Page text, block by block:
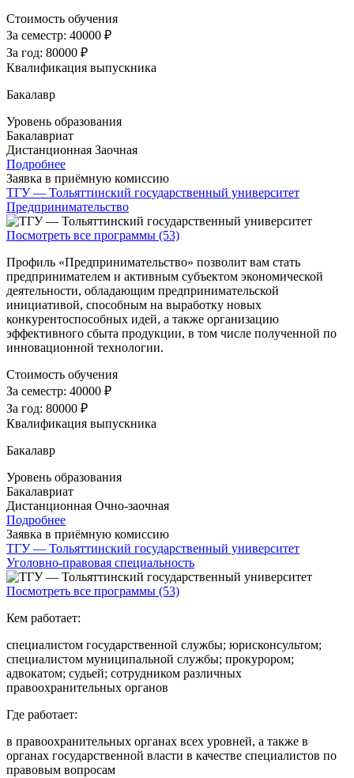
Стоимость обучения
За семестр: 40000 ₽
За год: 80000 ₽
Квалификация выпускника
Бакалавр
Уровень образования
Бакалавриат
Дистанционная Заочная
Подробнее
Заявка в приёмную комиссию
ТГУ — Тольяттинский государственный университет
Предпринимательство
Посмотреть все программы (53)
Профиль «Предпринимательство» позволит вам стать
предпринимателем и активным субъектом экономической
деятельности, обладающим предпринимательской
инициативой, способным на выработку новых
конкурентоспособных идей, а также организацию
эффективного сбыта продукции, в том числе полученной по
инновационной технологии.
Стоимость обучения
За семестр: 40000 ₽
За год: 80000 ₽
Квалификация выпускника
Бакалавр
Уровень образования
Бакалавриат
Дистанционная Очно-заочная
Подробнее
Заявка в приёмную комиссию
ТГУ — Тольяттинский государственный университет
Уголовно-правовая специальность
Посмотреть все программы (53)
Кем работает:
специалистом государственной службы; юрисконсультом;
специалистом муниципальной службы; прокурором;
адвокатом; судьей; сотрудником различных
правоохранительных органов
Где работает:
в правоохранительных органах всех уровней, а также в
органах государственной власти в качестве специалистов по
правовым вопросам